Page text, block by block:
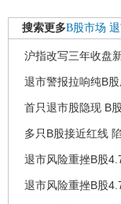
搜索更多B股市场
沪指改写三年收盘
退市警报拉响纯B
首只退市股隐现 B
多只B股接近红线
退市风险重挫B股
退市风险重挫B股